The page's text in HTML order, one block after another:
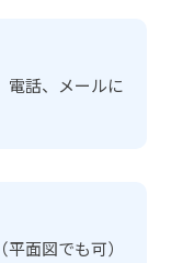
電話、メールに
面図でも可）